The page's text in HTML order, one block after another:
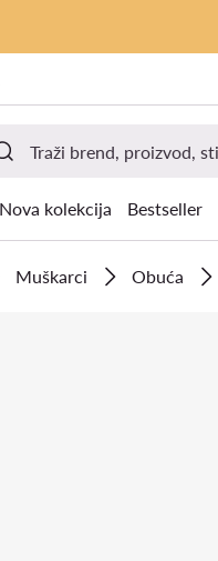
SADRŽAJ
Nova kolekcija Bestseller
Muškarci Obuća